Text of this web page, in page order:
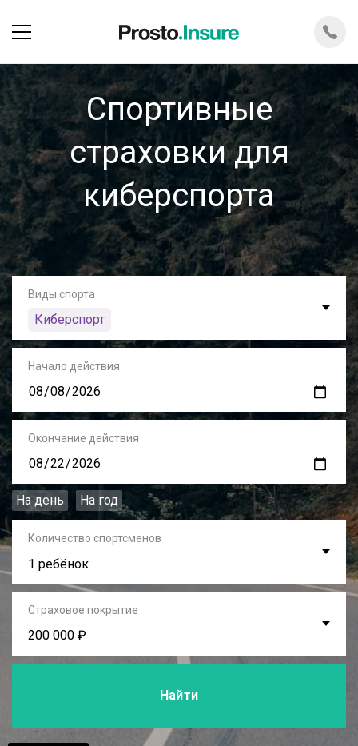
Спортивные
страховки для
киберспорта
Виды спорта
Киберспорт
Начало действия
Окончание действия
На день На год
Количество спортсменов
1 ребёнок
Страховое покрытие
200 000 ₽
Найти